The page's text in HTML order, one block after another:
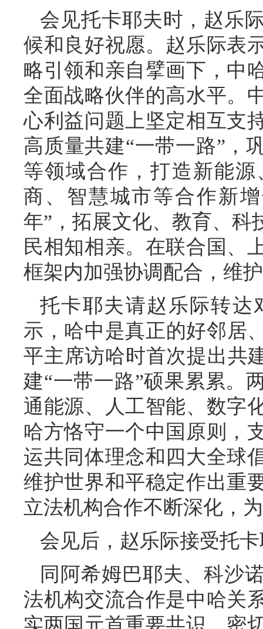
会见托卡耶夫时，赵乐
候和良好祝愿。赵乐际表
略引领和亲自擘画下，中
全面战略伙伴的高水平。
心利益问题上坚定相互支
高质量共建“一带一路”，
等领域合作，打造新能
商、智慧城市等合作新
年”，拓展文化、教育、科
民相知相亲。在联合国、
框架内加强协调配合，维
托卡耶夫请赵乐际转达
示，哈中是真正的好邻居
平主席访哈时首次提出共
建“一带一路”硕果累累。
通能源、人工智能、数字
哈方恪守一个中国原则，
运共同体理念和四大全球
维护世界和平稳定作出重
立法机构合作不断深化，
会见后，赵乐际接受托
同阿希姆巴耶夫、科沙
法机构交流合作是中哈关
实两国元首重要共识，密